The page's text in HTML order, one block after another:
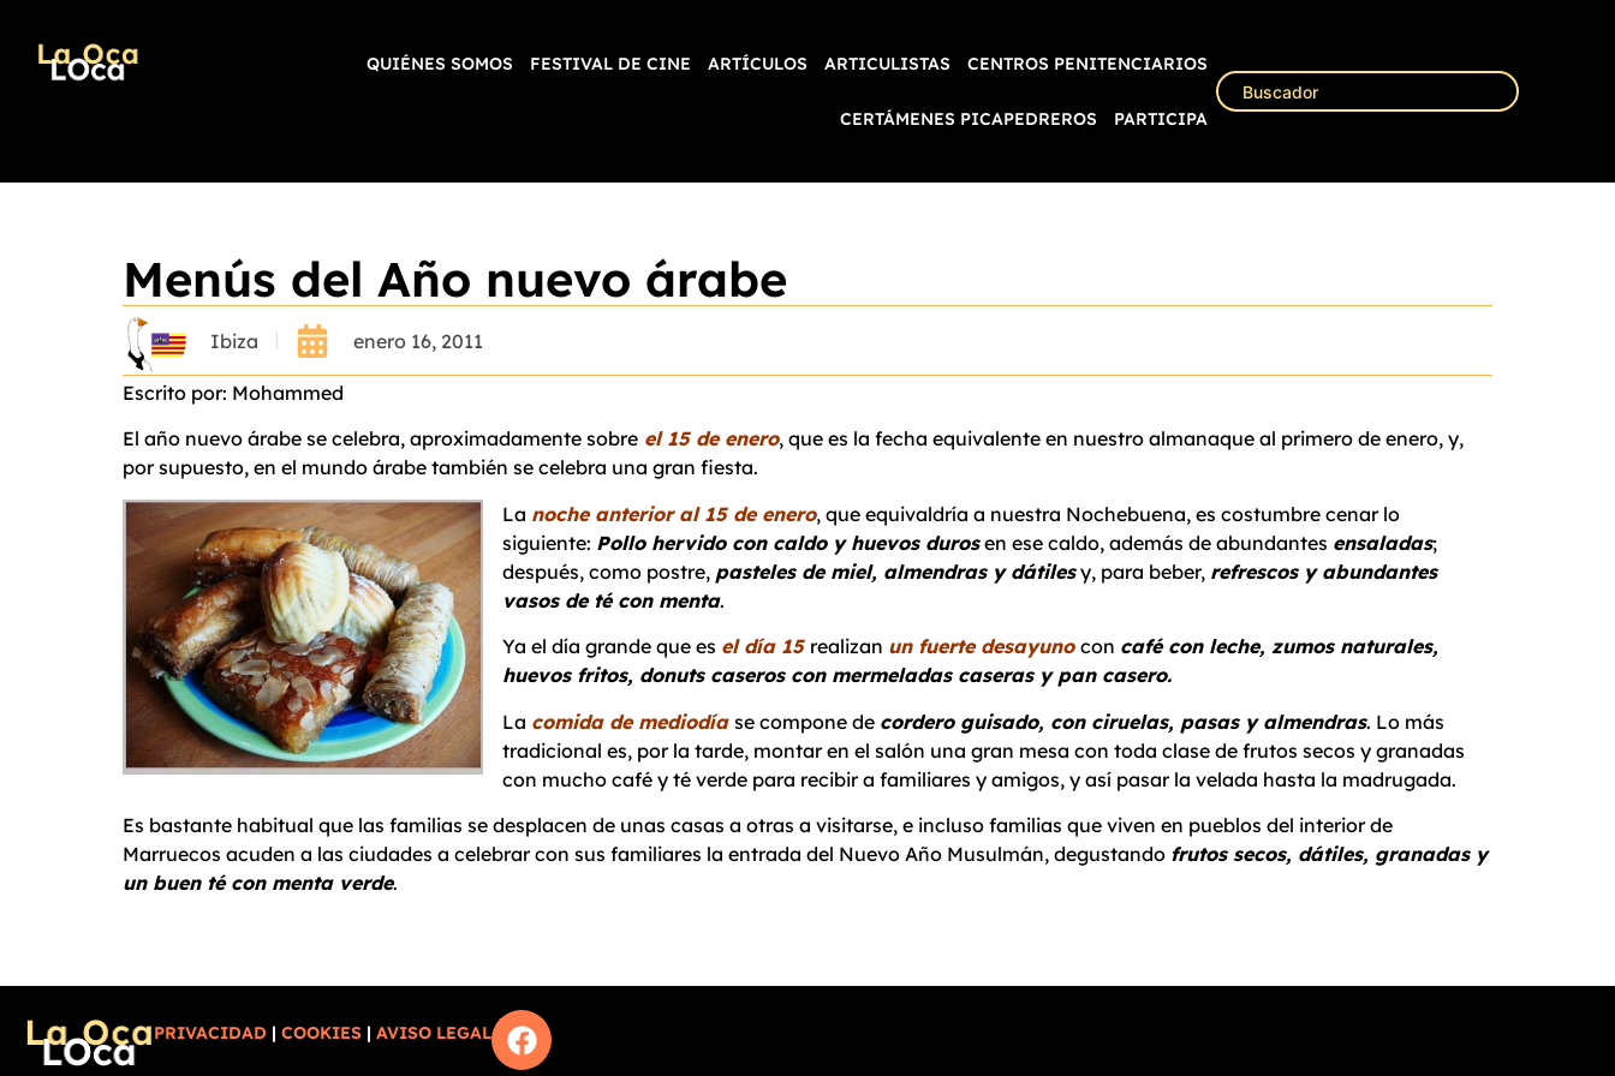
QUIÉNES SOMOS FESTIVAL DE CINE ARTÍCULOS ARTICULISTAS CENTROS PENITENCIARIOS
CERTÁMENES PICAPEDREROS PARTICIPA
Menús del Año nuevo árabe
Ibiza enero 16, 2011
Escrito por: Mohammed
El año nuevo árabe se celebra, aproximadamente sobre el 15 de enero, que es la fecha equivalente en nuestro almanaque al primero de enero, y,
por supuesto, en el mundo árabe también se celebra una gran fiesta.
La noche anterior al 15 de enero, que equivaldría a nuestra Nochebuena, es costumbre cenar lo
siguiente: Pollo hervido con caldo y huevos durosen ese caldo, además de abundantes ensaladas;
después, como postre, pasteles de miel, almendras y dátilesy, para beber, refrescos y abundantes
vasos de té con menta.
Ya el día grande que es el día 15 realizan un fuerte desayuno con café con leche, zumos naturales,
huevos fritos, donuts caseros con mermeladas caseras y pan casero.
La comida de mediodía se compone de cordero guisado, con ciruelas, pasas y almendras. Lo más
tradicional es, por la tarde, montar en el salón una gran mesa con toda clase de frutos secos y granadas
con mucho café y té verde para recibir a familiares y amigos, y así pasar la velada hasta la madrugada.
Es bastante habitual que las familias se desplacen de unas casas a otras a visitarse, e incluso familias que viven en pueblos del interior de
Marruecos acuden a las ciudades a celebrar con sus familiares la entrada del Nuevo Año Musulmán, degustando frutos secos, dátiles, granadas y
un buen té con menta verde.
PRIVACIDAD |COOKIES |AVISO LEGAL